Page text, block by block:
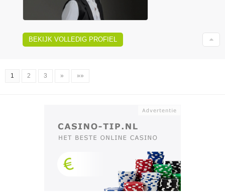
BEKIJK VOLLEDIG PROFIEL
1 2 3 » »»